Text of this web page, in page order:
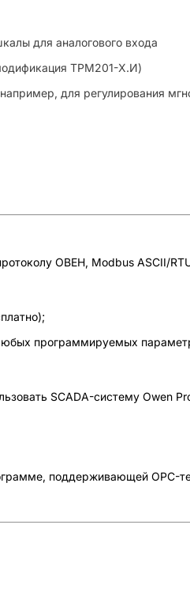
для аналогового входа
ТРМ201-Х.И)
для регулирования
ОВЕН, Modbus ASCII/
программируемых
SCADA-систему Owen
поддерживающей OPC-